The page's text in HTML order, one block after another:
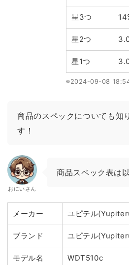
星3つ
星2つ
星1つ
※2024-09-08
商品のスペックについても知
す！
おにいさん
商品スペック表は
メーカー ユピテル
ブランド ユピテル
モデル名 WDT510c